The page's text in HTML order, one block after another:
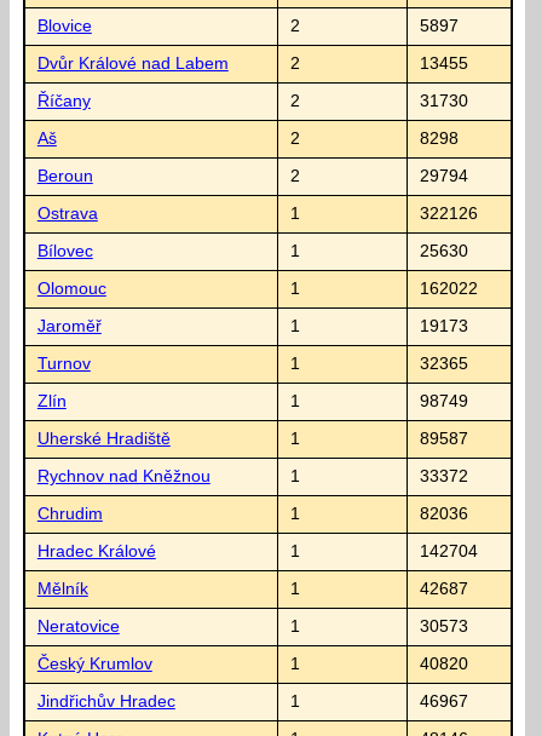
Blovice 2 5897
Dvůr Králové nad Labem 2 13455
Říčany 2 31730
Aš 2 8298
Beroun 2 29794
Ostrava 1 322126
Bílovec 1 25630
Olomouc 1 162022
Jaroměř 1 19173
Turnov 1 32365
Zlín 1 98749
Uherské Hradiště 1 89587
Rychnov nad Kněžnou 1 33372
Chrudim 1 82036
Hradec Králové 1 142704
Mělník 1 42687
Neratovice 1 30573
Český Krumlov 1 40820
Jindřichův Hradec 1 46967